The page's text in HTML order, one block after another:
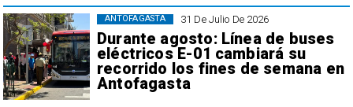
31 De Julio De 2026
Durante agosto: Línea de buses
eléctricos E-01 cambiará su
recorrido los fines de semana en
Antofagasta
ANTOFAGASTA